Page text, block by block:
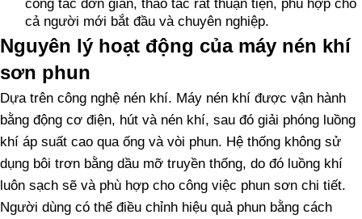
công tắc đơn giản, thao tác rất thuận tiện, phù hợp cho
cả người mới bắt đầu và chuyên nghiệp.
Nguyên lý hoạt động của máy nén khí
sơn phun
Dựa trên công nghệ nén khí. Máy nén khí được vận hành
bằng động cơ điện, hút và nén khí, sau đó giải phóng luồng
khí áp suất cao qua ống và vòi phun. Hệ thống không sử
dụng bôi trơn bằng dầu mỡ truyền thống, do đó luồng khí
luôn sạch sẽ và phù hợp cho công việc phun sơn chi tiết.
Người dùng có thể điều chỉnh hiệu quả phun bằng cách